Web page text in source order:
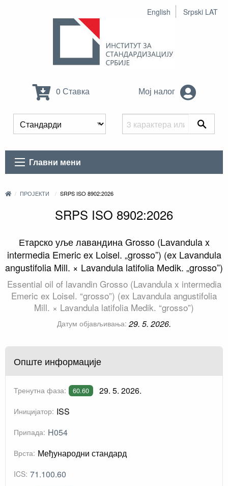
English Srpski LAT
0 Ставка Мој налог
Главни мени
ПРОЈЕКТИ SRPS ISO 8902:2026
SRPS ISO 8902:2026
Етарско уље лавандина Grosso (Lavandula x
intermedia Emeric ex Loisel. „grosso”) (ex Lavandula
angustifolia Mill. × Lavandula latifolia Medik. „grosso”)
Essential oil of lavandin Grosso (Lavandula x intermedia
Emeric ex Loisel. “grosso”) (ex Lavandula angustifolia
Mill. × Lavandula latifolia Medik. “grosso”)
Датум објављивања: 29. 5. 2026.
Опште информације
Тренутна фаза: 60.60 29. 5. 2026.
Иницијатор: ISS
Припада: H054
Врста: Међународни стандард
ICS: 71.100.60